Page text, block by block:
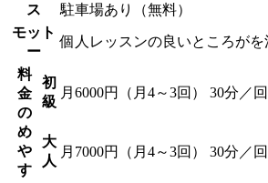
ス
駐車場あり（無料）
モット
ー
個人レッスンの良いところが
料
金
の
め
や
す
初
級
月6000円（月4～3回） 30分／回
大
人
月7000円（月4～3回） 30分／